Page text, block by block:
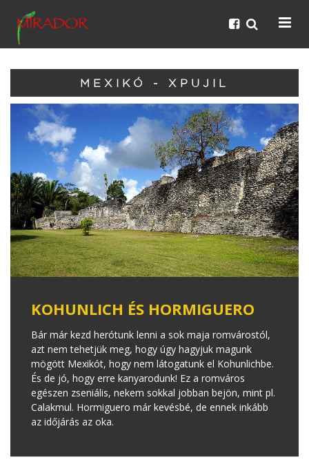
MEXIKÓ - XPUJIL
KOHUNLICH ÉS HORMIGUERO
Bár már kezd herótunk lenni a sok maja romvárostól,
azt nem tehetjük meg, hogy úgy hagyjuk magunk
mögött Mexikót, hogy nem látogatunk el Kohunlichbe.
És de jó, hogy erre kanyarodunk! Ez a romváros
egészen zseniális, nekem sokkal jobban bejön, mint pl.
Calakmul. Hormiguero már kevésbé, de ennek inkább
az időjárás az oka.